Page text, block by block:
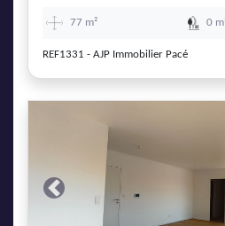
77 m² 0
REF1331 - AJP Immobilier Pacé
Previous